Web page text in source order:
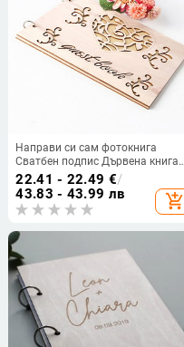
Направи си сам фотокнига
Сватбен подпис Дървена книга
със сърца Персонализирана
сватбена украса Рустикална
сватбена книга за гости Парти
декор Favorb
22.41 - 22.49 €/
43.83 - 43.99 лв
add_shopping_cart